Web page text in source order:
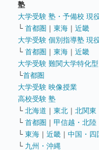
塾
大学受験 塾・予備校 現
└ 首都圏 ｜ 東海 ｜ 近畿
大学受験 個別指導塾 現
└ 首都圏 ｜ 東海 ｜ 近畿
大学受験 難関大学特化
└首都圏
大学受験 映像授業
高校受験 塾
└ 北海道 ｜ 東北 ｜ 北関東
└ 首都圏 ｜ 甲信越・北陸
└ 東海 ｜ 近畿 ｜ 中国・四
└ 九州・沖縄